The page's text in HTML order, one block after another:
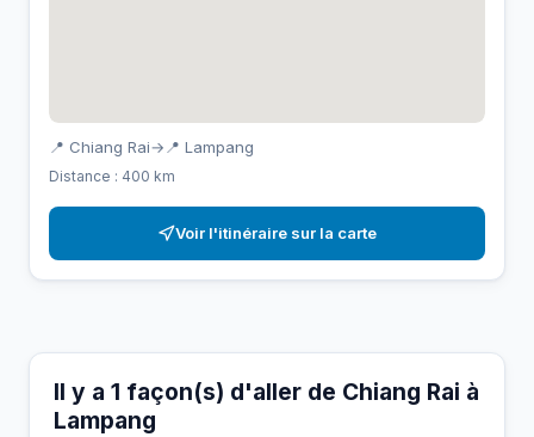
📍 Chiang Rai→ 📍 Lampang
Distance : 400 km
Voir l'itinéraire sur la carte
Il y a 1 façon(s) d'aller de Chiang Rai à
Lampang